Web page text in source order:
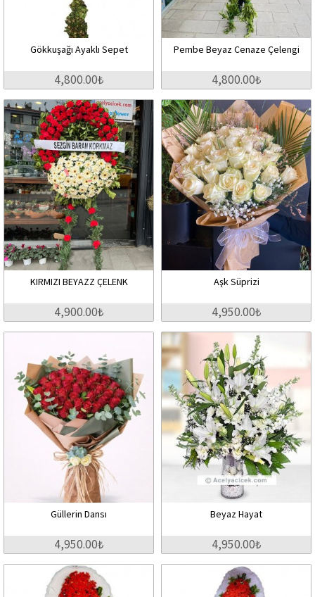
Gökkuşağı Ayaklı Sepet
4,800.00₺
Pembe Beyaz Cenaze Çelengi
4,800.00₺
KIRMIZI BEYAZZ ÇELENK
4,900.00₺
Aşk Süprizi
4,950.00₺
Güllerin Dansı
4,950.00₺
Beyaz Hayat
4,950.00₺